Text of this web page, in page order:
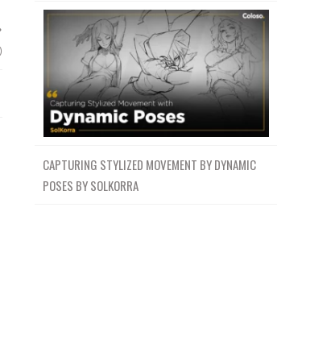
CAPTURING STYLIZED MOVEMENT BY DYNAMIC
POSES BY SOLKORRA